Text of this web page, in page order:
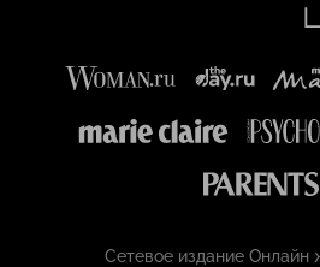
Сетевое издание Онлайн